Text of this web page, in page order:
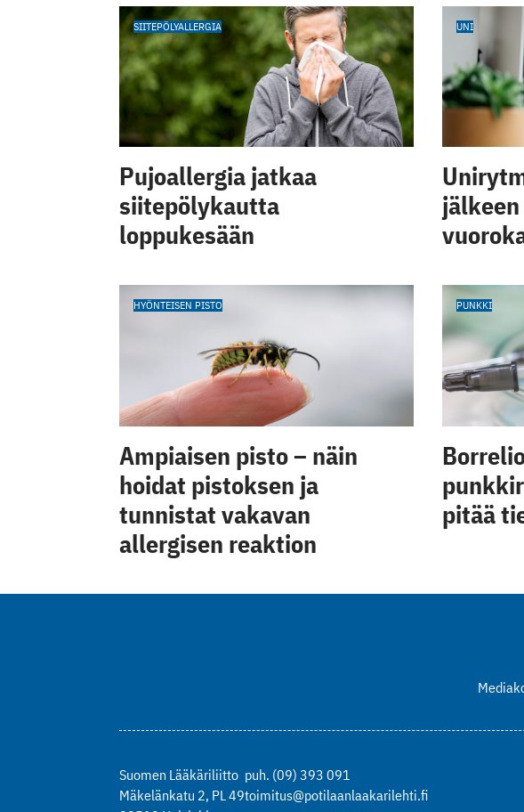
SIITEPÖLYALLERGIA
Pujoallergia jatkaa
siitepölykautta
loppukesään
UNI
HYÖNTEISEN PISTO
Ampiaisen pisto – näin
hoidat pistoksen ja
tunnistat vakavan
allergisen reaktion
PUNKKI
pitää
Suomen Lääkäriliitto
Mäkelänkatu 2, PL 49
puh. (09) 393 091
toimitus@potilaanlaakarilehti.fi